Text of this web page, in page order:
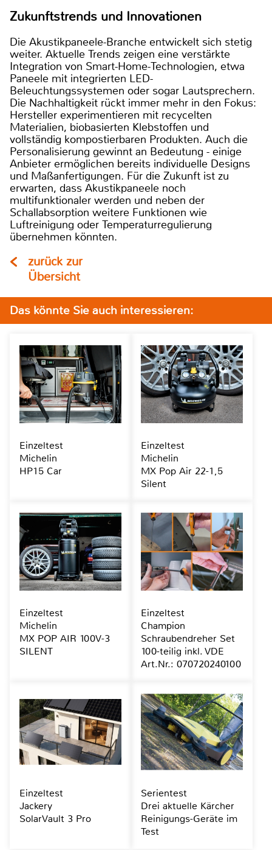
Zukunftstrends und Innovationen
Die Akustikpaneele-Branche entwickelt sich stetig
weiter. Aktuelle Trends zeigen eine verstärkte
Integration von Smart-Home-Technologien, etwa
Paneele mit integrierten LED-
Beleuchtungssystemen oder sogar Lautsprechern.
Die Nachhaltigkeit rückt immer mehr in den Fokus:
Hersteller experimentieren mit recycelten
Materialien, biobasierten Klebstoffen und
vollständig kompostierbaren Produkten. Auch die
Personalisierung gewinnt an Bedeutung - einige
Anbieter ermöglichen bereits individuelle Designs
und Maßanfertigungen. Für die Zukunft ist zu
erwarten, dass Akustikpaneele noch
multifunktionaler werden und neben der
Schallabsorption weitere Funktionen wie
Luftreinigung oder Temperaturregulierung
übernehmen könnten.
zurück zur
Übersicht
Das könnte Sie auch interessieren:
Einzeltest
Michelin
HP15 Car
Einzeltest
Michelin
MX Pop Air 22-1,5
Silent
Einzeltest
Michelin
MX POP AIR 100V-3
SILENT
Einzeltest
Champion
Schraubendreher Set
100-teilig inkl. VDE
Art.Nr.: 070720240100
Einzeltest
Jackery
SolarVault 3 Pro
Serientest
Drei aktuelle Kärcher
Reinigungs-Geräte im
Test